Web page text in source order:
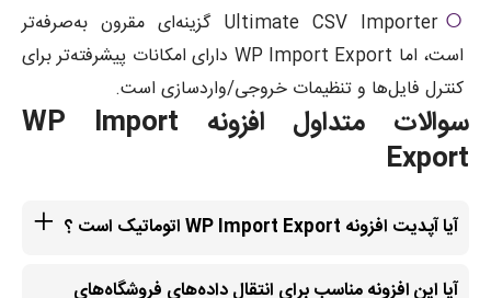
Ultimate CSV Importer گزینه‌ای مقرون به‌صرفه‌تر
است، اما WP Import Export دارای امکانات پیشرفته‌تر برای
کنترل فایل‌ها و تنظیمات خروجی/واردسازی است.
سوالات متداول افزونه WP Import
Export
آیا آپدیت افزونه WP Import Export اتوماتیک است ؟
آیا این افزونه مناسب برای انتقال داده‌های فروشگاه‌های